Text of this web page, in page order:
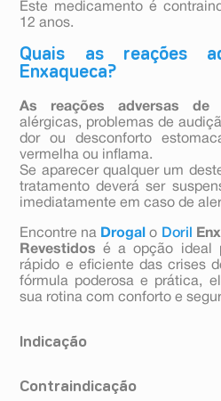
Este medicamento é
12 anos.
Quais as reações
Enxaqueca?
As reações adversas de
alérgicas, problemas de
dor ou desconforto
vermelha ou inflama.
Se aparecer qualquer um
tratamento deverá ser
imediatamente em caso de
Encontre na Drogal o Doril
Revestidos é a opção ideal
rápido e eficiente das crises
fórmula poderosa e prática,
sua rotina com conforto e
Indicação
leves a moderadas tais
Contraindicação